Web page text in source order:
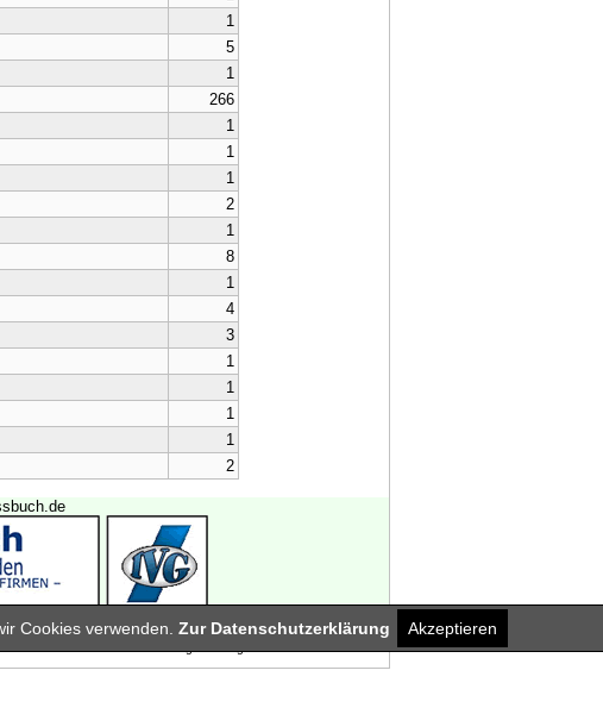
Cookies verwenden. Zur Datenschutzerklärung Akzeptieren
1
5
1
266
1
1
1
2
1
8
1
4
3
1
1
1
1
2
& Co KG